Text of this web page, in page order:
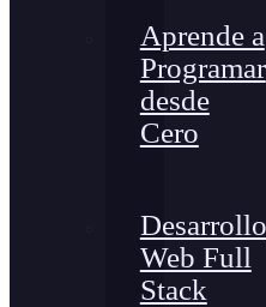
Aprende a
Programar
desde
Cero
Desarrollo
Web Full
Stack